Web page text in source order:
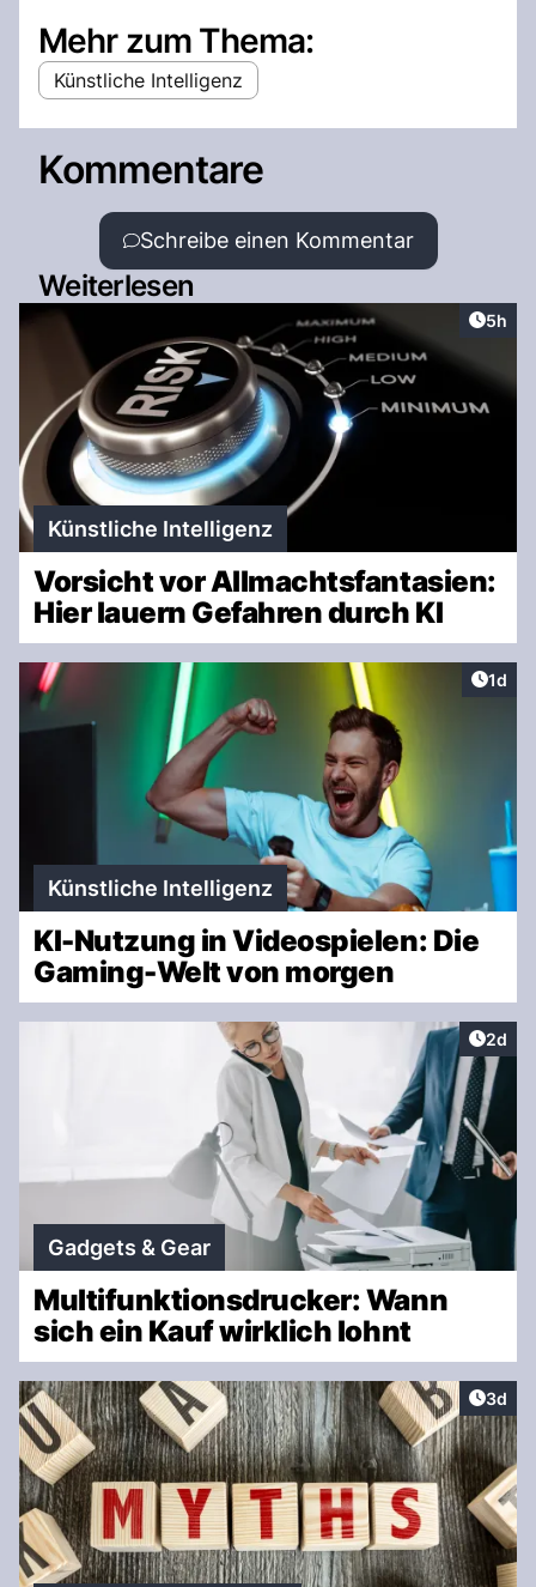
Mehr zum Thema:
Künstliche Intelligenz
Kommentare
Schreibe einen Kommentar
Weiterlesen
5h
Künstliche Intelligenz
Vorsicht vor Allmachtsfantasien:
Hier lauern Gefahren durch KI
1d
Künstliche Intelligenz
KI-Nutzung in Videospielen: Die
Gaming-Welt von morgen
2d
Gadgets & Gear
Multifunktionsdrucker: Wann
sich ein Kauf wirklich lohnt
3d